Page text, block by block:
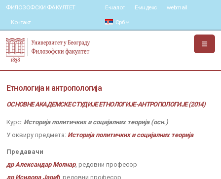
ФИЛОЗОФСКИ ФАКУЛТЕТ
Контакт
Е-налог Е-индекс webmail
Срб
Етнологија и антропологија
ОСНОВНЕ АКАДЕМСКЕ СТУДИЈЕ ЕТНОЛОГИЈЕ-АНТРОПОЛОГИЈЕ (2014)
Курс: Историја политичких и социјалних теорија (осн.)
У оквиру предмета: Историја политичких и социјалних теорија
Предавачи
др Александар Молнар, редовни професор
др Исидора Јарић, редовни професор